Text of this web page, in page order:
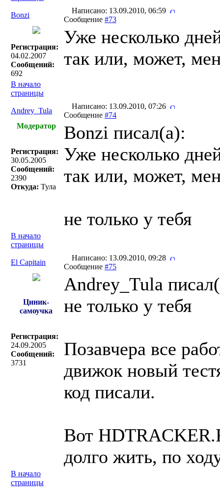
Bonzi
Написано: 13.09.2010, 06:59
Сообщение #73
Регистрация:
04.02.2007
Сообщений:
692
Уже несколько
так или, может,
В начало
страницы
Andrey_Tula
Написано: 13.09.2010, 07:26
Сообщение #74
Модератор
Регистрация:
30.05.2005
Сообщений:
2390
Откуда: Тула
Bonzi писал(a):
Уже несколько
так или, может,
не только у тебя
В начало
страницы
El Capitain
Написано: 13.09.2010, 09:28
Сообщение #75
Циник-
самоучка
Регистрация:
24.09.2005
Сообщений:
3731
Andrey_Tula
не только у тебя
Позавчера все
движок новый
код писали.
Вот
долго жить, по
В начало
страницы